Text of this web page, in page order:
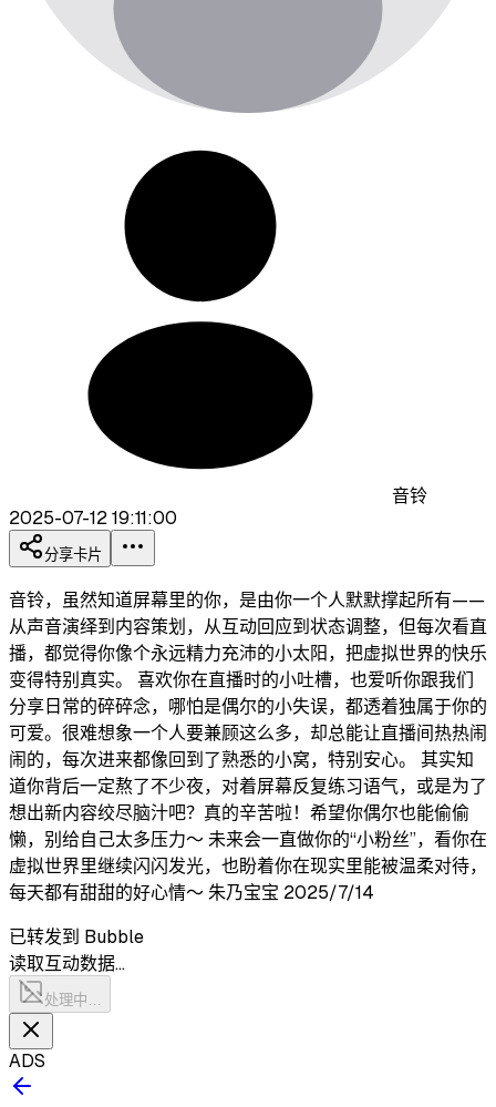
音铃
2025-07-12 19:11:00
分享卡片
音铃，虽然知道屏幕里的你，是由你一个人默默撑起所有——
从声音演绎到内容策划，从互动回应到状态调整，但每次看直
播，都觉得你像个永远精力充沛的小太阳，把虚拟世界的快乐
变得特别真实。 喜欢你在直播时的小吐槽，也爱听你跟我们
分享日常的碎碎念，哪怕是偶尔的小失误，都透着独属于你的
可爱。很难想象一个人要兼顾这么多，却总能让直播间热热闹
闹的，每次进来都像回到了熟悉的小窝，特别安心。 其实知
道你背后一定熬了不少夜，对着屏幕反复练习语气，或是为了
想出新内容绞尽脑汁吧？真的辛苦啦！希望你偶尔也能偷偷
懒，别给自己太多压力～ 未来会一直做你的“小粉丝”，看你在
虚拟世界里继续闪闪发光，也盼着你在现实里能被温柔对待，
每天都有甜甜的好心情～ 朱乃宝宝 2025/7/14
已转发到 Bubble
读取互动数据…
处理中…
ADS